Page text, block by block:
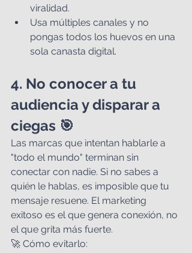
viralidad.
Usa múltiples canales y no
pongas todos los huevos en una
sola canasta digital.
4. No conocer a tu
audiencia y disparar a
ciegas 🎯
Las marcas que intentan hablarle a
"todo el mundo" terminan sin
conectar con nadie. Si no sabes a
quién le hablas, es imposible que tu
mensaje resuene. El marketing
exitoso es el que genera conexión, no
el que grita más fuerte.
🚀 Cómo evitarlo: